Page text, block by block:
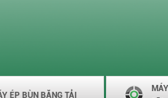
ÉP BÙN BĂNG TẢI